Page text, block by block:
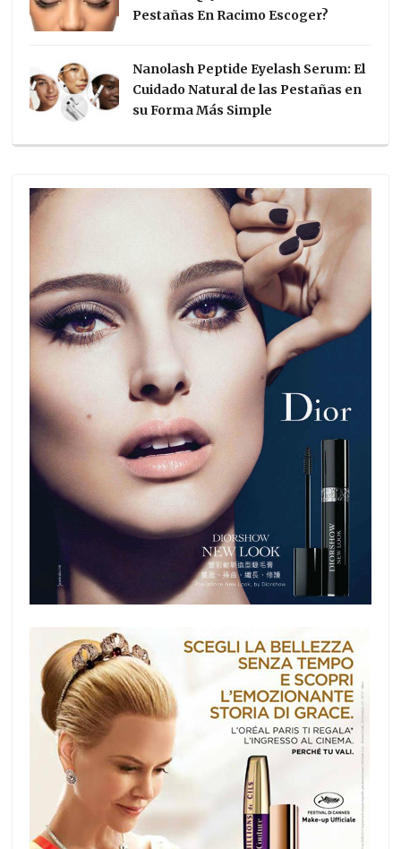
Pestañas En Racimo Escoger?
Nanolash Peptide Eyelash Serum: El
Cuidado Natural de las Pestañas en
su Forma Más Simple